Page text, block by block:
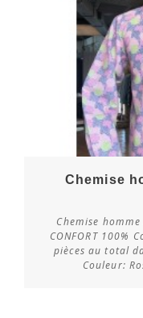
Chemise
Chemise
CONFORT 100%
pièces au total
Couleur: